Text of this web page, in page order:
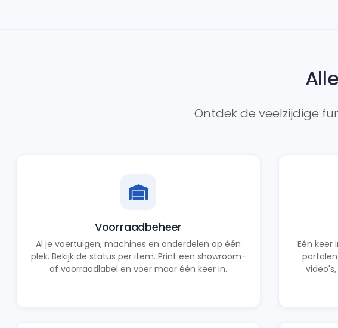
Ontdek de veelzijdige
Voorraadbeheer
Al je voertuigen, machines en onderdelen op één
plek. Bekijk de status per item. Print een showroom-
of voorraadlabel en voer maar één keer in.
Eén keer